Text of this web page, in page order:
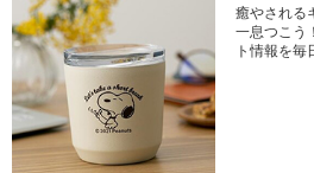
癒やされる
一息つこう
ト情報を毎